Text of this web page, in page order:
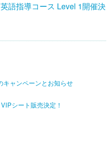
語指導コース Level 1開催決
キャンペーンとお知らせ
シート販売決定！